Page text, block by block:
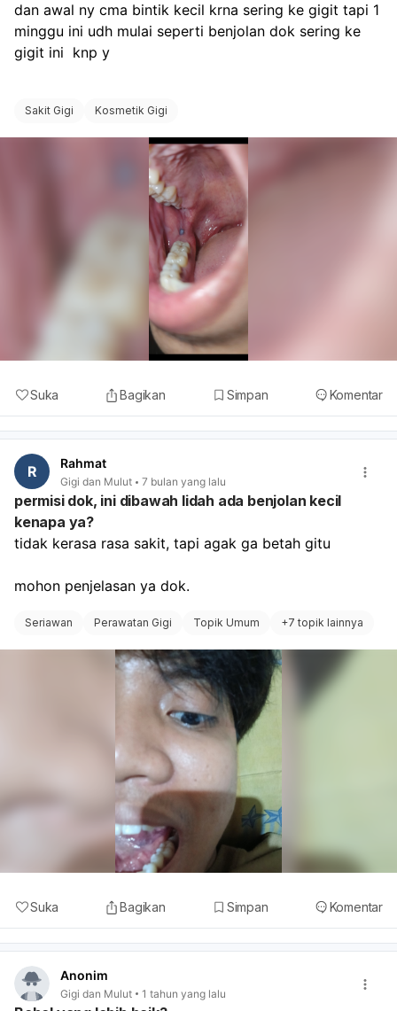
gigi teratasi, lanjutkan kebiasaan baik Anda dalam
menjaga kebersihan mulut. Jika setelah tindakan tersebut
bau mulut masih belum hilang, barulah kita perlu
mempertimbangkan kemungkinan penyebab lain seperti
lainnya yang mungkin memerlukan pemeriksaan lebih
lanjut ke dokter umum atau spesialis lain.
dan awal ny cma bintik kecil krna sering ke gigit tapi 1
minggu ini udh mulai seperti benjolan dok sering ke
gigit ini  knp y
Sakit Gigi Kosmetik Gigi
Suka Bagikan Simpan Komentar
R Rahmat
Gigi dan Mulut 7 bulan yang lalu
permisi dok, ini dibawah lidah ada benjolan kecil
kenapa ya?
tidak kerasa rasa sakit, tapi agak ga betah gitu
mohon penjelasan ya dok.
Seriawan Perawatan Gigi Topik Umum +7 topik lainnya
Suka Bagikan Simpan Komentar
Anonim
Gigi dan Mulut 1 tahun yang lalu